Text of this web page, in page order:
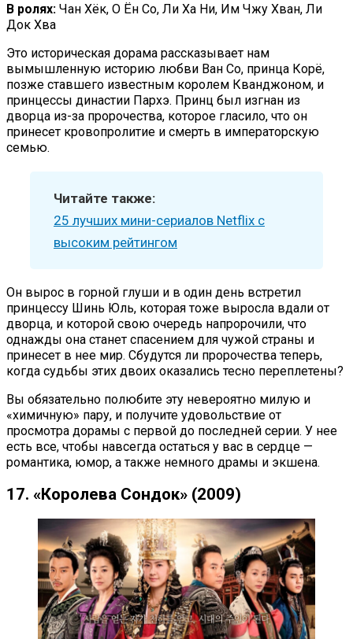
В ролях: Чан Хёк, О Ён Со, Ли Ха Ни, Им Чжу Хван, Ли
Док Хва
Это историческая дорама рассказывает нам
вымышленную историю любви Ван Со, принца Корё,
позже ставшего известным королем Кванджоном, и
принцессы династии Пархэ. Принц был изгнан из
дворца из-за пророчества, которое гласило, что он
принесет кровопролитие и смерть в императорскую
семью.
Читайте также:
25 лучших мини-сериалов Netflix с
высоким рейтингом
Он вырос в горной глуши и в один день встретил
принцессу Шинь Юль, которая тоже выросла вдали от
дворца, и которой свою очередь напророчили, что
однажды она станет спасением для чужой страны и
принесет в нее мир. Сбудутся ли пророчества теперь,
когда судьбы этих двоих оказались тесно переплетены?
Вы обязательно полюбите эту невероятно милую и
«химичную» пару, и получите удовольствие от
просмотра дорамы с первой до последней серии. У нее
есть все, чтобы навсегда остаться у вас в сердце —
романтика, юмор, а также немного драмы и экшена.
17. «Королева Сондок» (2009)